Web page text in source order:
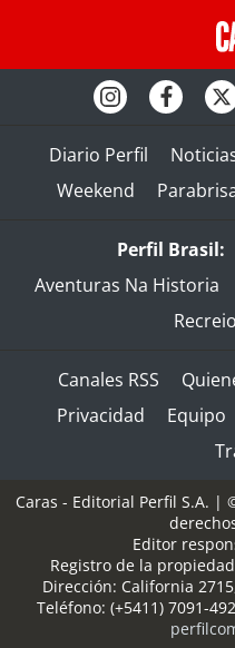
Diario Perfil
Weekend
Perfil Brasil:
Aventuras Na Historia
Recreio
Canales RSS
Privacidad
Equipo
Caras - Editorial Perfil S.A. |
Editor
Registro de la
Dirección: California 2715
Teléfono: (+5411) 7091-